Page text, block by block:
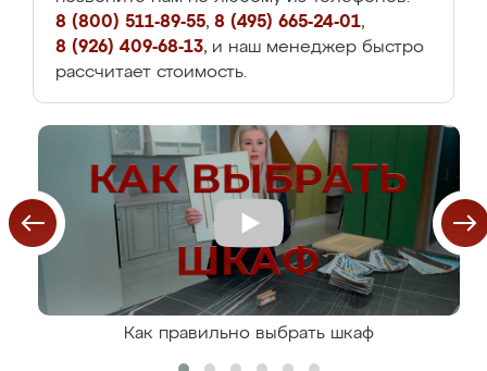
8 (800) 511-89-55, 8 (495) 665-24-01,
8 (926) 409-68-13, и наш менеджер быстро
рассчитает стоимость.
Как правильно выбрать шкаф